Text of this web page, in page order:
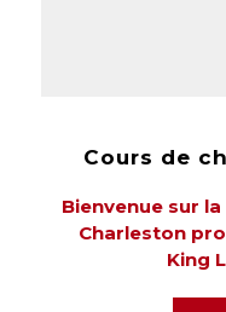
Cours de
Bienvenue sur
Charleston
King